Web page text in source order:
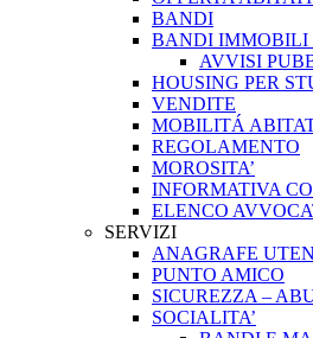
BANDI
BANDI IMMOBILI
AVVISI
HOUSING PER
VENDITE
MOBILITÁ
REGOLAMENTO
MOROSITA’
INFORMATIVA
ELENCO
SERVIZI
ANAGRAFE
PUNTO AMICO
SICUREZZA –
SOCIALITA’